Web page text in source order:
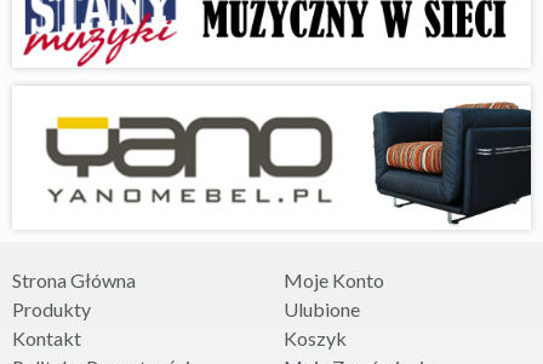
Strona Główna
Produkty
Kontakt
Moje Konto
Ulubione
Koszyk